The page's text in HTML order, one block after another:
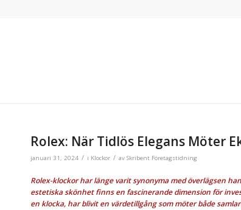
Rolex: När Tidlös Elegans Möter
januari 31, 2024 / i Klockor / av Skribent Företagstidning
Rolex-klockor har länge varit synonyma med överlägsen
estetiska skönhet finns en fascinerande dimension för
en klocka, har blivit en värdetillgång som möter både